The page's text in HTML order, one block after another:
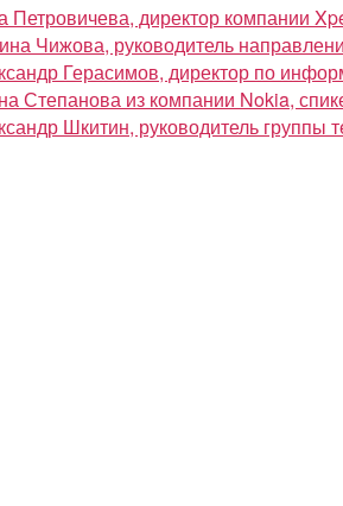
Петровичева, директор компании
Чижова, руководитель
Герасимов, директор по
Степанова из компании Nokia,
Шкитин, руководитель группы